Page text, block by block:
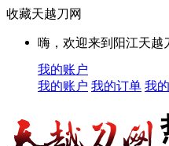
收藏天越刀网
嗨，欢迎来到阳江天越
我的账户
我的账户 我的订单 我